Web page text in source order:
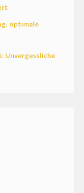
optimale
Unvergessliche